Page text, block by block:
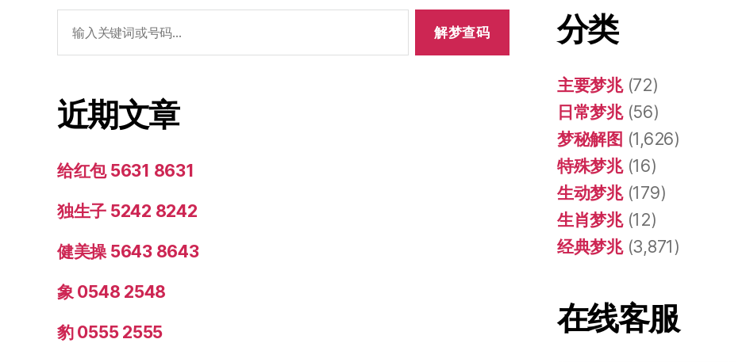
索：
近期文章
给红包 5631 8631
独生子 5242 8242
健美操 5643 8643
象 0548 2548
豹 0555 2555
分类
主要梦兆(72)
日常梦兆(56)
梦秘解图 (1,626)
特殊梦兆(16)
生动梦兆(179)
生肖梦兆(12)
经典梦兆(3,871)
在线客服